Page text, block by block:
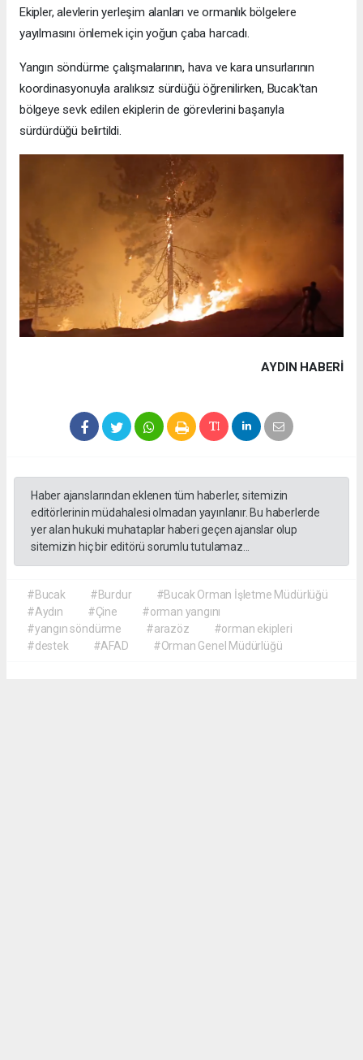
Ekipler, alevlerin yerleşim alanları ve ormanlık bölgelere
yayılmasını önlemek için yoğun çaba harcadı.
Yangın söndürme çalışmalarının, hava ve kara unsurlarının
koordinasyonuyla aralıksız sürdüğü öğrenilirken, Bucak'tan
bölgeye sevk edilen ekiplerin de görevlerini başarıyla
sürdürdüğü belirtildi.
AYDIN HABERİ
Haber ajanslarından eklenen tüm haberler, sitemizin
editörlerinin müdahalesi olmadan yayınlanır. Bu haberlerde
yer alan hukuki muhataplar haberi geçen ajanslar olup
sitemizin hiç bir editörü sorumlu tutulamaz...
#Bucak #Burdur
#Bucak Orman İşletme Müdürlüğü
#Aydın
#Çine
#orman yangını
#yangın söndürme
#arazöz
#orman ekipleri
#destek
#AFAD #Orman Genel Müdürlüğü